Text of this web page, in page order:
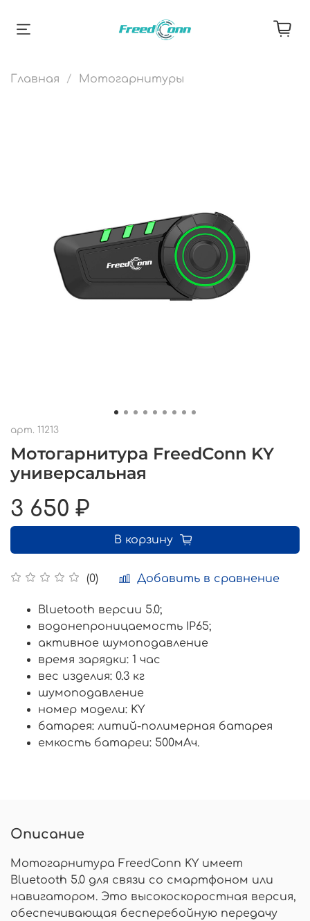
Главная Мотогарнитуры
арт. 11213
Мотогарнитура FreedConn KY
универсальная
(0) Добавить в сравнение
3 650 ₽
В корзину
Bluetooth версии 5.0;
водонепроницаемость IP65;
активное шумоподавление
время зарядки: 1 час
вес изделия: 0.3 кг
шумоподавление
номер модели: KY
батарея: литий-полимерная батарея
емкость батареи: 500мАч.
Описание
Мотогарнитура FreedConn KY имеет
Bluetooth 5.0 для связи со смартфоном или
навигатором. Это высокоскоростная версия,
обеспечивающая бесперебойную передачу